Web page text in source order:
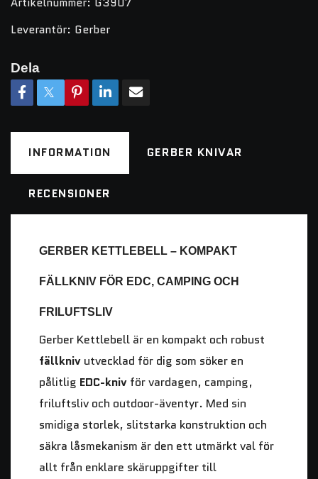
Leverantör: Gerber
Dela
INFORMATION GERBER KNIVAR
RECENSIONER
GERBER KETTLEBELL – KOMPAKT
FÄLLKNIV FÖR EDC, CAMPING OCH
FRILUFTSLIV
Gerber Kettlebell är en kompakt och robust
fällkniv utvecklad för dig som söker en
pålitlig EDC-kniv för vardagen, camping,
friluftsliv och outdoor-äventyr. Med sin
smidiga storlek, slitstarka konstruktion och
säkra låsmekanism är den ett utmärkt val för
allt från enklare skäruppgifter till